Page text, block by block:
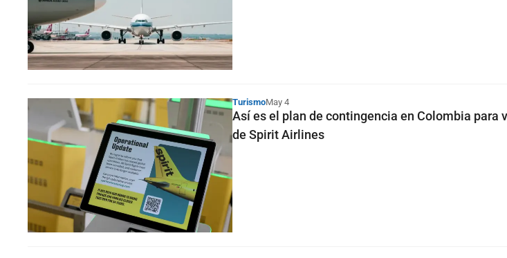
TurismoMay 4
Así es el plan de contingencia en Colombia para
de Spirit Airlines